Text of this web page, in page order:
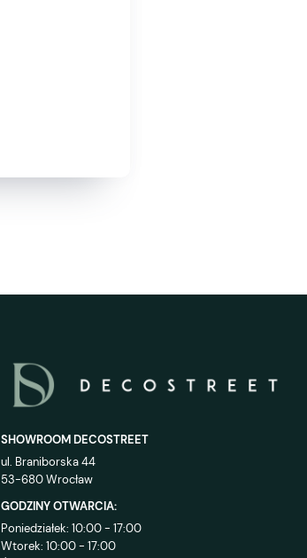
SHOWROOM DECOSTREET
ul. Braniborska 44
53-680 Wrocław
GODZINY OTWARCIA:
Poniedziałek: 10:00 - 17:00
Wtorek: 10:00 - 17:00